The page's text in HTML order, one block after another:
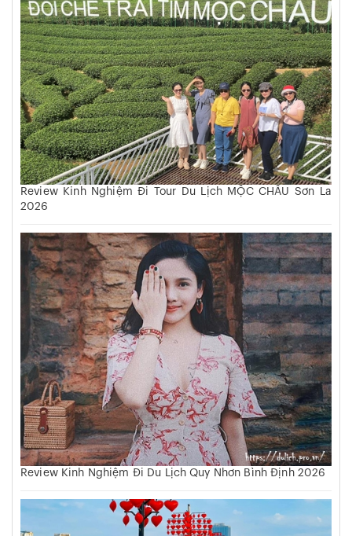
Review Kinh Nghiệm Đi Tour Du Lịch MỘC CHÂU Sơn La
2026
Review Kinh Nghiệm Đi Du Lịch Quy Nhơn Bình Định 2026